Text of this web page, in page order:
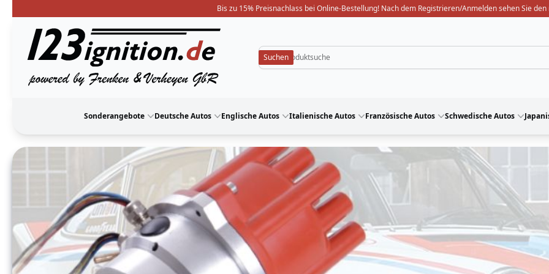
Bis zu 15% Preisnachlass bei Online-Bestellung! Nach dem Registrieren/Anmelden sehen Sie
123ignition
Sonderangebote Deutsche Autos Englische Autos Italienische Autos Französische Autos Schwedische Autos